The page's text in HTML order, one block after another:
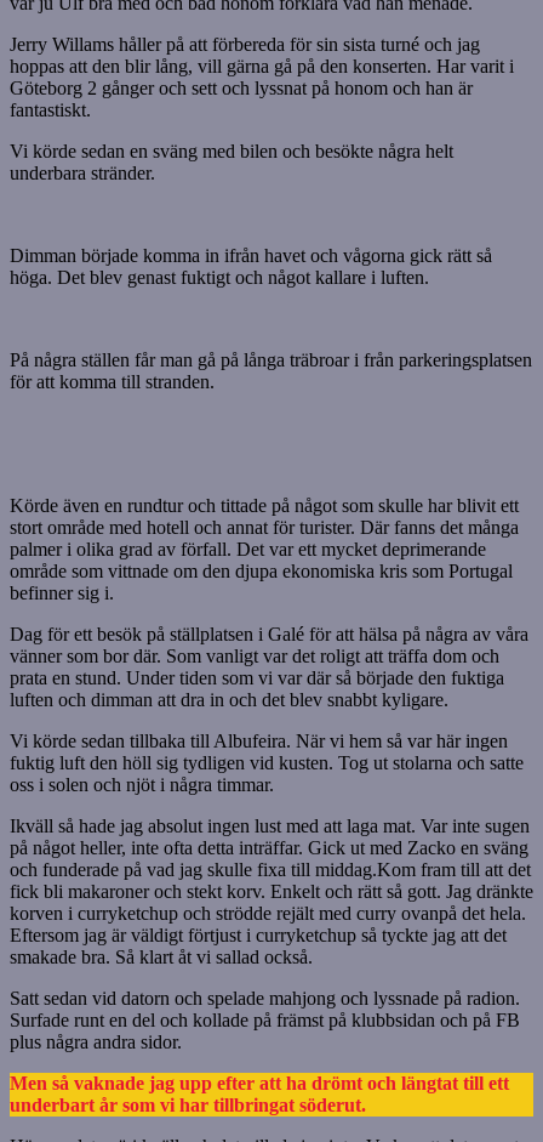
Jerry Willams håller på att förbereda för sin sista turné och jag
hoppas att den blir lång, vill gärna gå på den konserten. Har varit i
Göteborg 2 gånger och sett och lyssnat på honom och han är
fantastiskt.
Vi körde sedan en sväng med bilen och besökte några helt
underbara stränder.
Dimman började komma in ifrån havet och vågorna gick rätt så
höga. Det blev genast fuktigt och något kallare i luften.
På några ställen får man gå på långa träbroar i från parkeringsplatsen
för att komma till stranden.
Körde även en rundtur och tittade på något som skulle har blivit ett
stort område med hotell och annat för turister. Där fanns det många
palmer i olika grad av förfall. Det var ett mycket deprimerande
område som vittnade om den djupa ekonomiska kris som Portugal
befinner sig i.
Dag för ett besök på ställplatsen i Galé för att hälsa på några av våra
vänner som bor där. Som vanligt var det roligt att träffa dom och
prata en stund. Under tiden som vi var där så började den fuktiga
luften och dimman att dra in och det blev snabbt kyligare.
Vi körde sedan tillbaka till Albufeira. När vi hem så var här ingen
fuktig luft den höll sig tydligen vid kusten. Tog ut stolarna och satte
oss i solen och njöt i några timmar.
Ikväll så hade jag absolut ingen lust med att laga mat. Var inte sugen
på något heller, inte ofta detta inträffar. Gick ut med Zacko en sväng
och funderade på vad jag skulle fixa till middag.Kom fram till att det
fick bli makaroner och stekt korv. Enkelt och rätt så gott. Jag dränkte
korven i curryketchup och strödde rejält med curry ovanpå det hela.
Eftersom jag är väldigt förtjust i curryketchup så tyckte jag att det
smakade bra. Så klart åt vi sallad också.
Satt sedan vid datorn och spelade mahjong och lyssnade på radion.
Surfade runt en del och kollade på främst på klubbsidan och på FB
plus några andra sidor.
Men så vaknade jag upp efter att ha drömt och längtat till ett
underbart år som vi har tillbringat söderut.